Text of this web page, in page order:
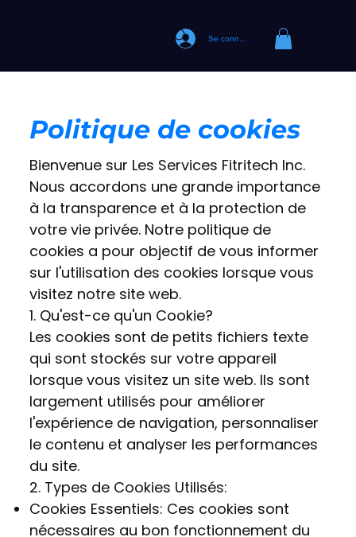
Se connecter
Politique de cookies
Bienvenue sur Les Services Fitritech Inc.
Nous accordons une grande importance
à la transparence et à la protection de
votre vie privée. Notre politique de
cookies a pour objectif de vous informer
sur l'utilisation des cookies lorsque vous
visitez notre site web.
1. Qu'est-ce qu'un Cookie?
Les cookies sont de petits fichiers texte
qui sont stockés sur votre appareil
lorsque vous visitez un site web. Ils sont
largement utilisés pour améliorer
l'expérience de navigation, personnaliser
le contenu et analyser les performances
du site.
2. Types de Cookies Utilisés:
Cookies Essentiels: Ces cookies sont
nécessaires au bon fonctionnement du